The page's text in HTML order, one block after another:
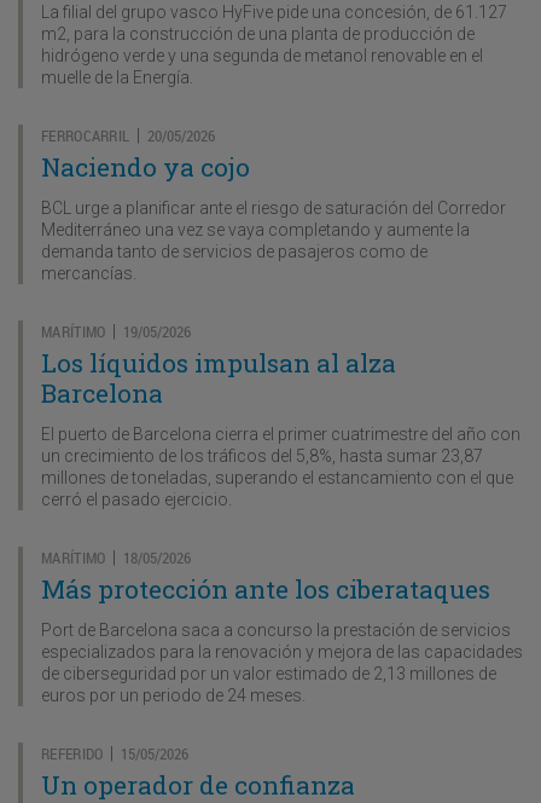
La filial del grupo vasco HyFive pide una concesión, de 61.127
m2, para la construcción de una planta de producción de
hidrógeno verde y una segunda de metanol renovable en el
muelle de la Energía.
FERROCARRIL | 20/05/2026
Naciendo ya cojo
BCL urge a planificar ante el riesgo de saturación del Corredor
Mediterráneo una vez se vaya completando y aumente la
demanda tanto de servicios de pasajeros como de
mercancías.
MARÍTIMO | 19/05/2026
Los líquidos impulsan al alza
Barcelona
El puerto de Barcelona cierra el primer cuatrimestre del año con
un crecimiento de los tráficos del 5,8%, hasta sumar 23,87
millones de toneladas, superando el estancamiento con el que
cerró el pasado ejercicio.
MARÍTIMO | 18/05/2026
Más protección ante los ciberataques
Port de Barcelona saca a concurso la prestación de servicios
especializados para la renovación y mejora de las capacidades
de ciberseguridad por un valor estimado de 2,13 millones de
euros por un periodo de 24 meses.
REFERIDO | 15/05/2026
Un operador de confianza